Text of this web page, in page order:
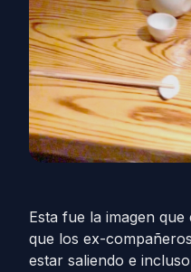
Esta fue la imagen
que los ex-
estar saliendo e